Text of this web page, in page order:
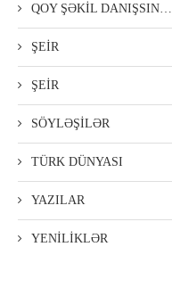
QOY ŞƏKİL DANIŞSIN…
ŞEİR
ŞEİR
SÖYLƏŞİLƏR
TÜRK DÜNYASI
YAZILAR
YENİLİKLƏR